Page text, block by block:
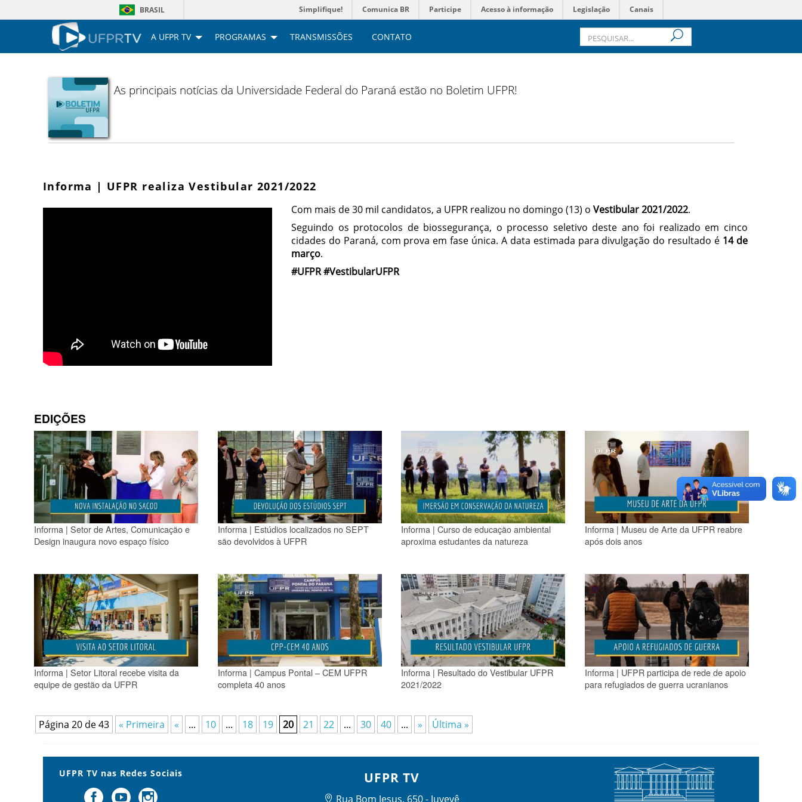
BRASIL Simplifique! Comunica BR Participe Acesso à informação Legislação Canais
A UFPR TV PROGRAMAS TRANSMISSÕES CONTATO
As principais notícias da Universidade Federal do Paraná estão no Boletim UFPR!
Informa | UFPR realiza Vestibular 2021/2022
Com mais de 30 mil candidatos, a UFPR realizou no domingo (13) o Vestibular 2021/2022.
Seguindo os protocolos de biossegurança, o processo seletivo deste ano foi realizado em cinco
cidades do Paraná, com prova em fase única. A data estimada para divulgação do resultado é 14 de
março.
#UFPR #VestibularUFPR
EDIÇÕES
Informa | Setor de Artes, Comunicação e
Design inaugura novo espaço físico
Informa | Estúdios localizados no SEPT
são devolvidos à UFPR
Informa | Curso de educação ambiental
aproxima estudantes da natureza
Informa | Museu de Arte da UFPR reabre
após dois anos
Informa | Setor Litoral recebe visita da
equipe de gestão da UFPR
Informa | Campus Pontal – CEM UFPR
completa 40 anos
Informa | Resultado do Vestibular UFPR
2021/2022
Informa | UFPR participa de rede de apoio
para refugiados de guerra ucranianos
Página 20 de 43 « Primeira « ... 10 ... 18 19 20 21 22 ... 30 40 ... » Última »
UFPR TV nas Redes Sociais UFPR TV
Rua Bom Jesus, 650 - Juvevê